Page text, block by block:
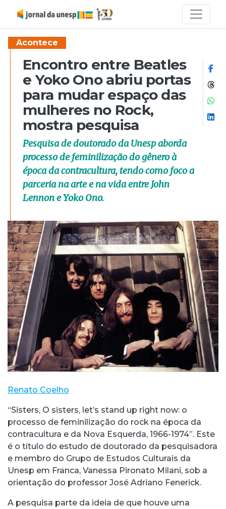
Acontece
Encontro entre Beatles
e Yoko Ono abriu portas
para mudar espaço das
mulheres no Rock,
mostra pesquisa
Pesquisa de doutorado da Unesp aborda
processo de feminilização do gênero à
época da contracultura, tendo como foco a
parceria na arte e na vida entre John
Lennon e Yoko Ono.
Renato Coelho
“Sisters, O sisters, let’s stand up right now: o
processo de feminilização do rock na época da
contracultura e da Nova Esquerda, 1966-1974”. Este
é o título do estudo de doutorado da pesquisadora
e membro do Grupo de Estudos Culturais da
Unesp em Franca, Vanessa Pironato Milani, sob a
orientação do professor José Adriano Fenerick.
A pesquisa parte da ideia de que houve uma